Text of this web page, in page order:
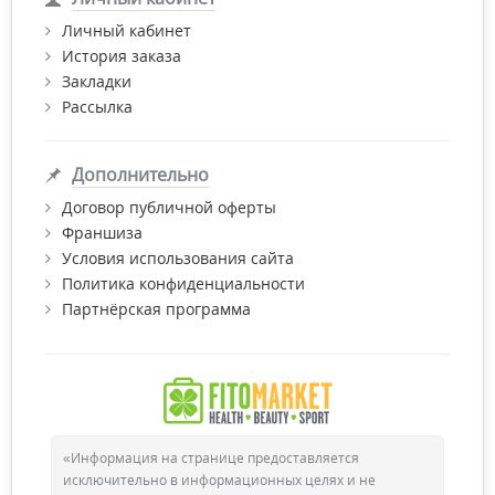
Желаем Вам приятных покупок!
Личный кабинет
История заказа
Закладки
Рассылка
Дополнительно
Договор публичной оферты
Франшиза
Условия использования сайта
Политика конфиденциальности
Партнёрская программа
«Информация на странице предоставляется
исключительно в информационных целях и не